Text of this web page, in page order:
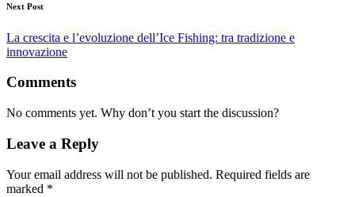
Next Post
La crescita e l’evoluzione dell’Ice Fishing: tra tradizione e
innovazione
Comments
No comments yet. Why don’t you start the discussion?
Leave a Reply
Your email address will not be published. Required fields are
marked *